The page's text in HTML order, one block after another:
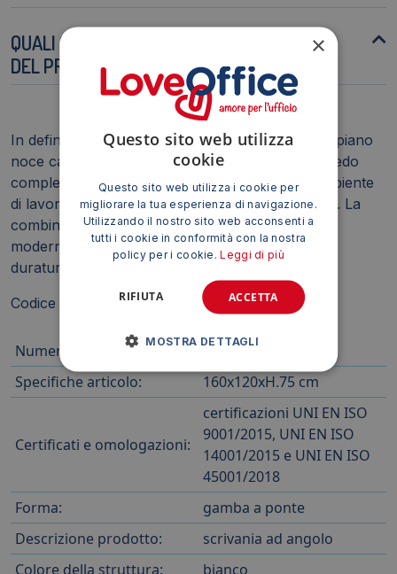
QUALI SONO LE ISTRUZIONI PER LA PULIZIA
DEL PRODOTTO?
In definitiva, la Scrivania con cassettiera sinistra piano
noce canaletto rappresenta una soluzione d'arredo
completa e versatile, ideale per chi cerca un ambiente
di lavoro funzionale, elegante e ben organizzato. La
combinazione di materiali di alta qualità, design
moderno e praticità d'uso ne fa un investimento
duraturo e di valore.
Codice Prodotto: P3
Numero cassetti:
3
Specifiche articolo:
160x120xH.75 cm
Certificati e omologazioni:
certificazioni UNI EN ISO
9001/2015, UNI EN ISO
14001/2015 e UNI EN ISO
45001/2018
Forma:
gamba a ponte
Descrizione prodotto:
scrivania ad angolo
Colore della struttura:
bianco
×
Questo sito web utilizza
cookie
Questo sito web utilizza i cookie per
migliorare la tua esperienza di navigazione.
Utilizzando il nostro sito web acconsenti a
tutti i cookie in conformità con la nostra
policy per i cookie.Leggi di più
ACCETTA
RIFIUTA
MOSTRA DETTAGLI